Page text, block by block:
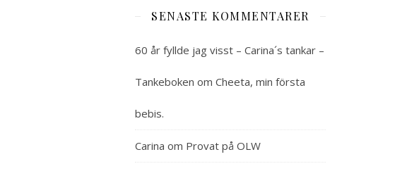
SENASTE KOMMENTARER
60 år fyllde jag visst – Carina´s tankar –
Tankeboken om Cheeta, min första
bebis.
Carina om Provat på OLW